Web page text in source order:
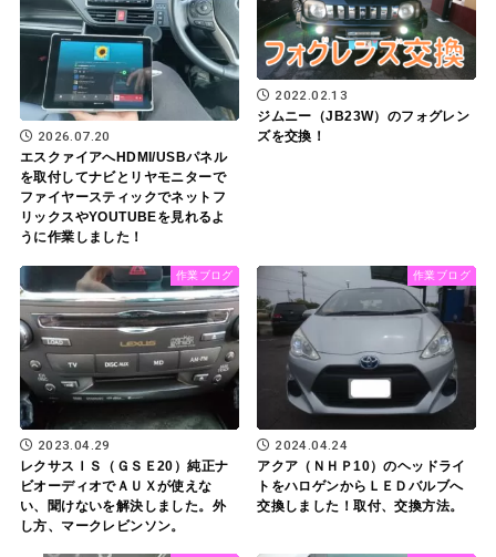
2026.07.20
エスクァイアへHDMI/USBパネル
を取付してナビとリヤモニターで
ファイヤースティックでネットフ
リックスやYOUTUBEを見れるよ
うに作業しました！
2022.02.13
ジムニー（JB23W）のフォグレン
ズを交換！
作業ブログ
2023.04.29
レクサスＩＳ（ＧＳＥ20）純正ナ
ビオーディオでＡＵＸが使えな
い、聞けないを解決しました。外
し方、マークレビンソン。
作業ブログ
2024.04.24
アクア（ＮＨＰ10）のヘッドライ
トをハロゲンからＬＥＤバルブへ
交換しました！取付、交換方法。